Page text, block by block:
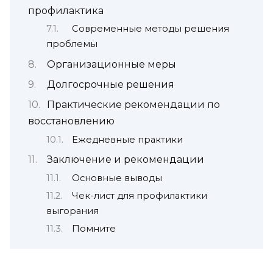
профилактика
Современные методы решения
проблемы
Организационные меры
Долгосрочные решения
Практические рекомендации по
восстановлению
Ежедневные практики
Заключение и рекомендации
Основные выводы
Чек-лист для профилактики
выгорания
Помните